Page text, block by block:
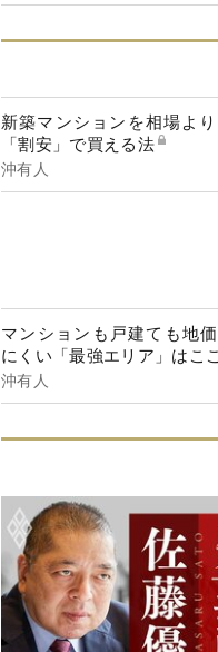
新築マンションを相場よ
「割安」で買える法
沖有人
マンションも戸建ても地
にくい「最強エリア」はこ
沖有人